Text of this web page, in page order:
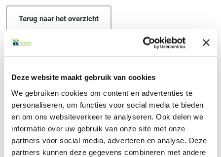
Deze website maakt gebruik van cookies
We gebruiken cookies om content en advertenties te
personaliseren, om functies voor social media te bieden
en om ons websiteverkeer te analyseren. Ook delen we
informatie over uw gebruik van onze site met onze
partners voor social media, adverteren en analyse. Deze
partners kunnen deze gegevens combineren met andere
Terug naar het overzicht
BEN JE GEÏNTERESSEERD GERAAKT IN ONZE
KUNSTPLANTEN?
Neem contact op, dan helpen we je graag direct verder